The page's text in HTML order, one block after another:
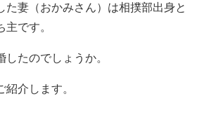
た妻（おかみさん）は相撲部出身と
です。
たのでしょうか。
介します。